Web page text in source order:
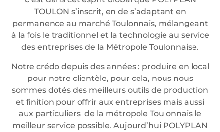
TOULON s’inscrit, en de s’adaptant en
permanence au marché Toulonnais, mélangeant
à la fois le traditionnel et la technologie au service
des entreprises de la Métropole Toulonnaise.
Notre crédo depuis des années : produire en local
pour notre clientèle, pour cela, nous nous
sommes dotés des meilleurs outils de production
et finition pour offrir aux entreprises mais aussi
aux particuliers de la métropole Toulonnais le
meilleur service possible. Aujourd’hui POLYPLAN